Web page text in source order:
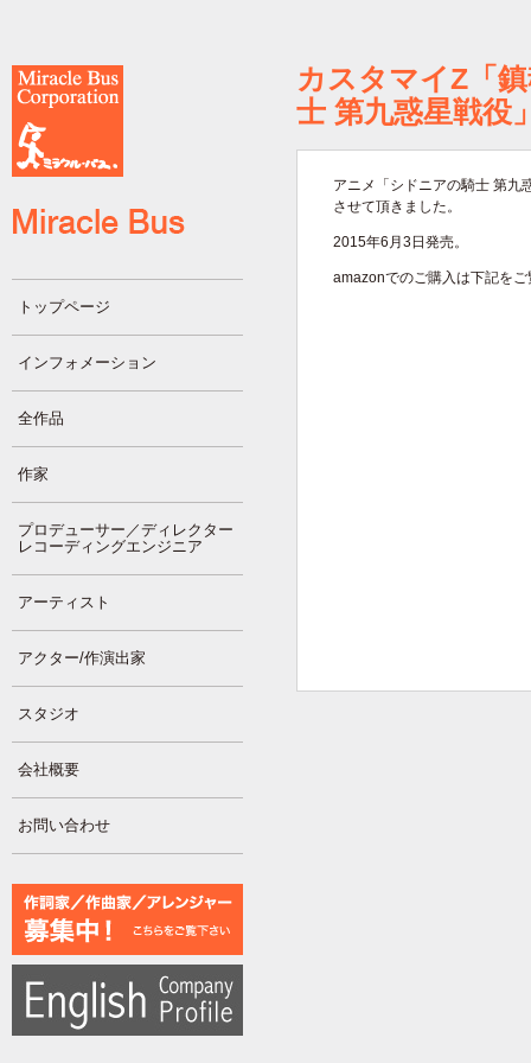
トップページ
インフォメーション
全作品
作家
プロデューサー／ディレクター
レコーディングエンジニア
アーティスト
アクター/作演出家
スタジオ
会社概要
お問い合わせ
カスタマイZ「
士 第九惑星戦役
アニメ「シドニアの騎士 第九
させて頂きました。
2015年6月3日発売。
amazonでのご購入は下記をご